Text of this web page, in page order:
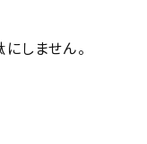
しません。